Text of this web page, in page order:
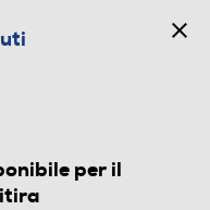
per il